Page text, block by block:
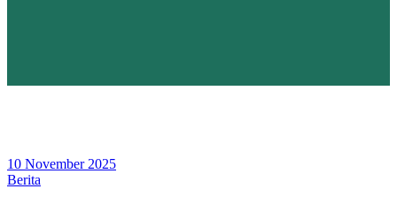
10 November 2025
Berita